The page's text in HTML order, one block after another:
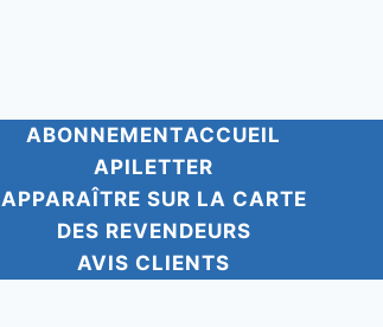
ABONNEMENTACCUEIL
APILETTER
APPARAÎTRE SUR LA CARTE
DES REVENDEURS
AVIS CLIENTS